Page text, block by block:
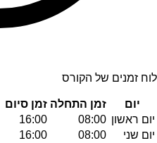
לוח זמנים של הקורס
יום זמן התחלה זמן סיום
יום ראשון 08:00
16:00
יום שני
08:00
16:00